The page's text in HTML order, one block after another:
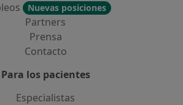
Nuevas posiciones
Partners
Prensa
Contacto
Para los pacientes
Especialistas